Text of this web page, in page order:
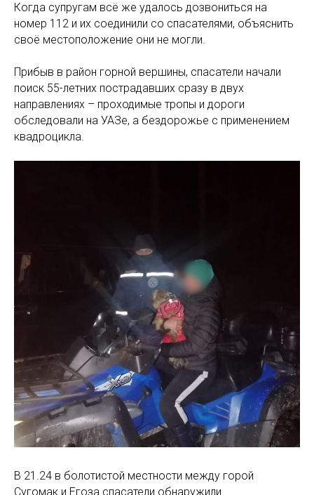
Когда супругам всё же удалось дозвониться на
номер 112 и их соединили со спасателями, объяснить
своё местоположение они не могли.
Прибыв в район горной вершины, спасатели начали
поиск 55-летних пострадавших сразу в двух
направлениях – проходимые тропы и дороги
обследовали на УАЗе, а бездорожье с применением
квадроцикла.
В 21.24 в болотистой местности между горой
Сугомак и Егоза спасатели обнаружили